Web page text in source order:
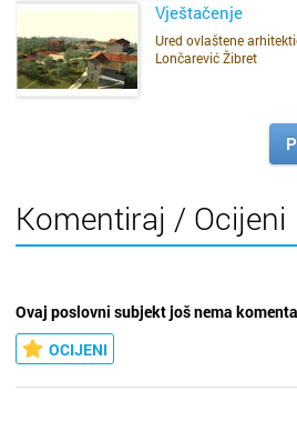
Slobodno posjetite našuweb stranicu
SAZNAJ VIŠE
Vještačenje
Ured ovlaštene
Lončarević Žibret
Komentiraj / Ocijeni
Ovaj poslovni subjekt još nema
OCIJENI